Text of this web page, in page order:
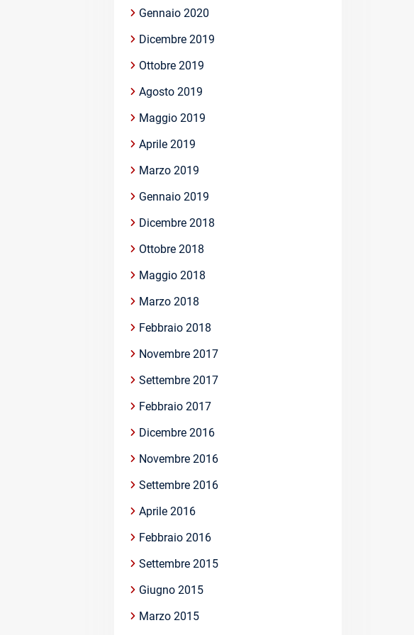
Gennaio 2020
Dicembre 2019
Ottobre 2019
Agosto 2019
Maggio 2019
Aprile 2019
Marzo 2019
Gennaio 2019
Dicembre 2018
Ottobre 2018
Maggio 2018
Marzo 2018
Febbraio 2018
Novembre 2017
Settembre 2017
Febbraio 2017
Dicembre 2016
Novembre 2016
Settembre 2016
Aprile 2016
Febbraio 2016
Settembre 2015
Giugno 2015
Marzo 2015